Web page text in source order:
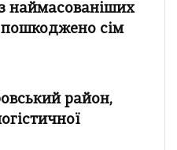
наймасованіших
сім
район,